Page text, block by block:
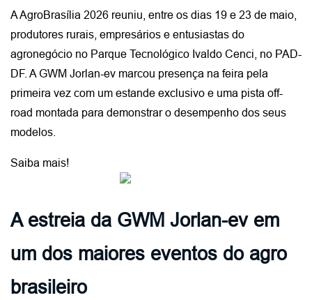
A AgroBrasília 2026 reuniu, entre os dias 19 e 23 de maio,
produtores rurais, empresários e entusiastas do
agronegócio no Parque Tecnológico Ivaldo Cenci, no PAD-
DF. A GWM Jorlan-ev marcou presença na feira pela
primeira vez com um estande exclusivo e uma pista off-
road montada para demonstrar o desempenho dos seus
modelos.
Saiba mais!
A estreia da GWM Jorlan-ev em
um dos maiores eventos do agro
brasileiro